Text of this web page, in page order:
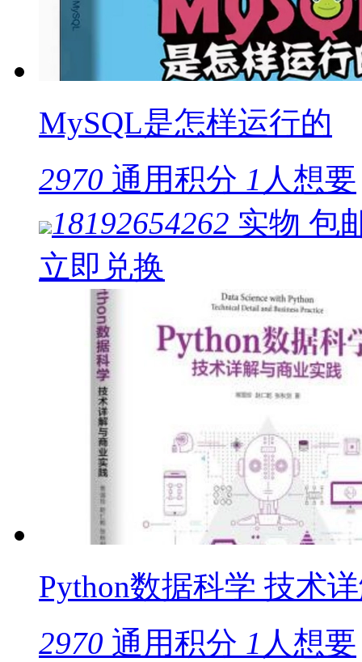
MySQL是怎样运行的
2970 通用积分 1 人想要
18192654262 实物 包
立即兑换
Python数据科学 技术
2970 通用积分 1 人想要